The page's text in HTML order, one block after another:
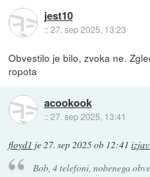
jest10
::27. sep 2025, 13:23
Obvestilo je bilo, zvoka ne.
ropota
acookook
::27. sep 2025, 13:41
floyd1 je 27. sep 2025 ob 12:41
Bob, 4 telefoni, nobenega